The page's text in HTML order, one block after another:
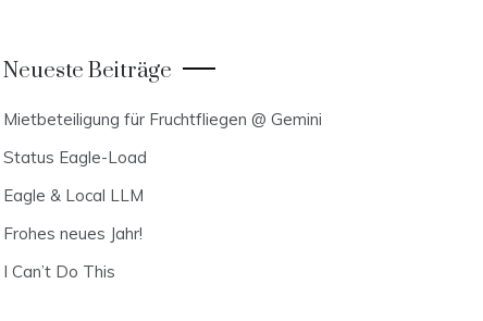
Neueste Beiträge
Mietbeteiligung für Fruchtfliegen @ Gemini
Status Eagle-Load
Eagle & Local LLM
Frohes neues Jahr!
I Can’t Do This